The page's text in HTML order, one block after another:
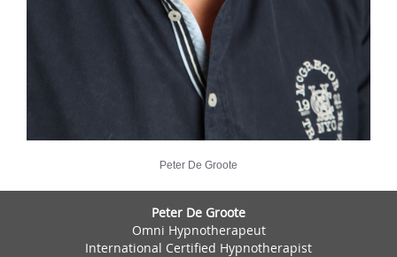
Peter De Groote
Peter De Groote
Omni Hypnotherapeut
International Certified Hypnotherapist